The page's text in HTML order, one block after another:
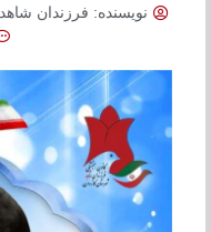
نویسنده: فرزندان شاهد